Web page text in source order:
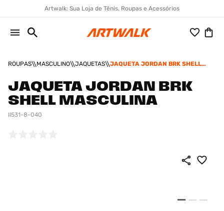
Artwalk: Sua Loja de Tênis, Roupas e Acessórios
ROUPAS MASCULINO JAQUETAS
JAQUETA JORDAN BRK SHELL
JAQUETA JORDAN BRK
SHELL MASCULINA
II531-8-040